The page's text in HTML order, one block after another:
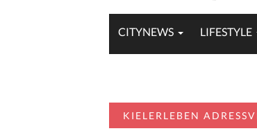
CITYNEWS LIFESTYLE
KIELERLEBEN